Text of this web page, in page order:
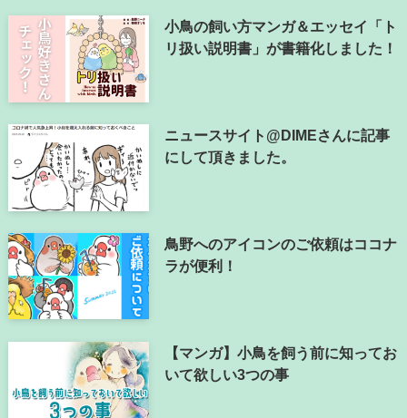
小鳥の飼い方マンガ＆エッセイ「ト
リ扱い説明書」が書籍化しました！
ニュースサイト@DIMEさんに記事
にして頂きました。
鳥野へのアイコンのご依頼はココナ
ラが便利！
【マンガ】小鳥を飼う前に知ってお
いて欲しい3つの事